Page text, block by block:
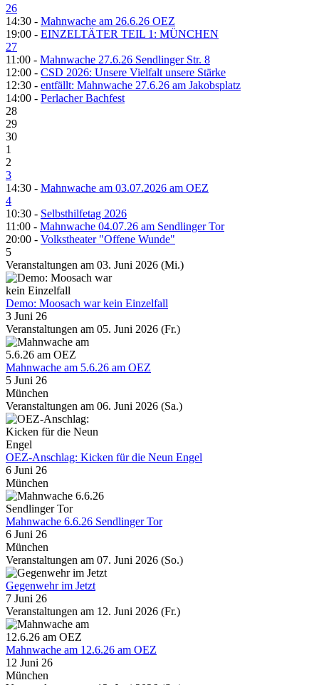
26
14:30 - Mahnwache am 26.6.26 OEZ
19:00 - EINZELTÄTER TEIL 1: MÜNCHEN
27
11:00 - Mahnwache 27.6.26 Sendlinger Str. 8
12:00 - CSD 2026: Unsere Vielfalt unsere Stärke
12:30 - entfällt: Mahnwache 27.6.26 am Jakobsplatz
14:00 - Perlacher Bachfest
28
29
30
1
2
3
14:30 - Mahnwache am 03.07.2026 am OEZ
4
10:30 - Selbsthilfetag 2026
11:00 - Mahnwache 04.07.26 am Sendlinger Tor
20:00 - Volkstheater "Offene Wunde"
5
Veranstaltungen am 03. Juni 2026 (Mi.)
Demo: Moosach war kein Einzelfall
3 Juni 26
Veranstaltungen am 05. Juni 2026 (Fr.)
Mahnwache am 5.6.26 am OEZ
5 Juni 26
München
Veranstaltungen am 06. Juni 2026 (Sa.)
OEZ-Anschlag: Kicken für die Neun Engel
6 Juni 26
München
Mahnwache 6.6.26 Sendlinger Tor
6 Juni 26
München
Veranstaltungen am 07. Juni 2026 (So.)
Gegenwehr im Jetzt
7 Juni 26
Veranstaltungen am 12. Juni 2026 (Fr.)
Mahnwache am 12.6.26 am OEZ
12 Juni 26
München